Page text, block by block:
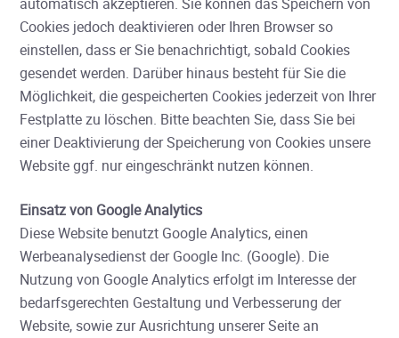
Cookies jedoch deaktivieren oder Ihren Browser so
einstellen, dass er Sie benachrichtigt, sobald Cookies
gesendet werden. Darüber hinaus besteht für Sie die
Möglichkeit, die gespeicherten Cookies jederzeit von Ihrer
Festplatte zu löschen. Bitte beachten Sie, dass Sie bei
einer Deaktivierung der Speicherung von Cookies unsere
Website ggf. nur eingeschränkt nutzen können.
Einsatz von Google Analytics
Diese Website benutzt Google Analytics, einen
Werbeanalysedienst der Google Inc. (Google). Die
Nutzung von Google Analytics erfolgt im Interesse der
bedarfsgerechten Gestaltung und Verbesserung der
Website, sowie zur Ausrichtung unserer Seite an